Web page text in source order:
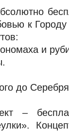
к Городу
и
до
–